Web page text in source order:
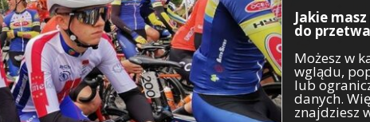
Jakie
do
Możesz w
wglądu,
lub
danych.
znajdziesz